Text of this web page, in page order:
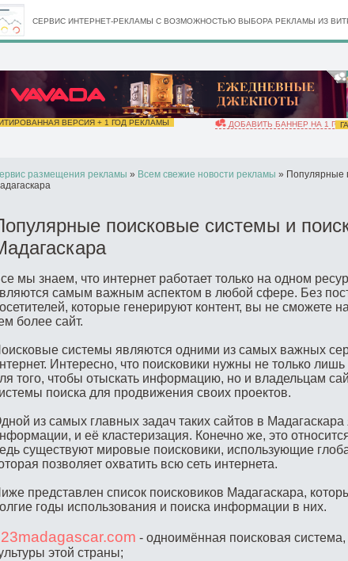
СЕРВИС ИНТЕРНЕТ-РЕКЛАМЫ С ВОЗМОЖНОСТЬЮ ВЫБОРА РЕКЛАМЫ ИЗ
ВЕРСИЯ + 1 ГОД РЕКЛАМЫ ДОБАВИТЬ БАННЕР НА 1 ГОД
размещения рекламы » Всем свежие новости рекламы » Популярные
поисковые системы и
мы знаем, что интернет работает только на одном
самым важным аспектом в любой сфере. Без
которые генерируют контент, вы не сможете
более сайт.
системы являются одними из самых важных
Интересно, что поисковики нужны не только
того, чтобы отыскать информацию, но и владельцам
поиска для продвижения своих проектов.
из самых главных задач таких сайтов в Мадагаскара
и её кластеризация. Конечно же, это
существуют мировые поисковики, использующие
позволяет охватить всю сеть интернета.
представлен список поисковиков Мадагаскара,
годы использования и поиска информации в них.
- одноимённая поисковая
этой страны;